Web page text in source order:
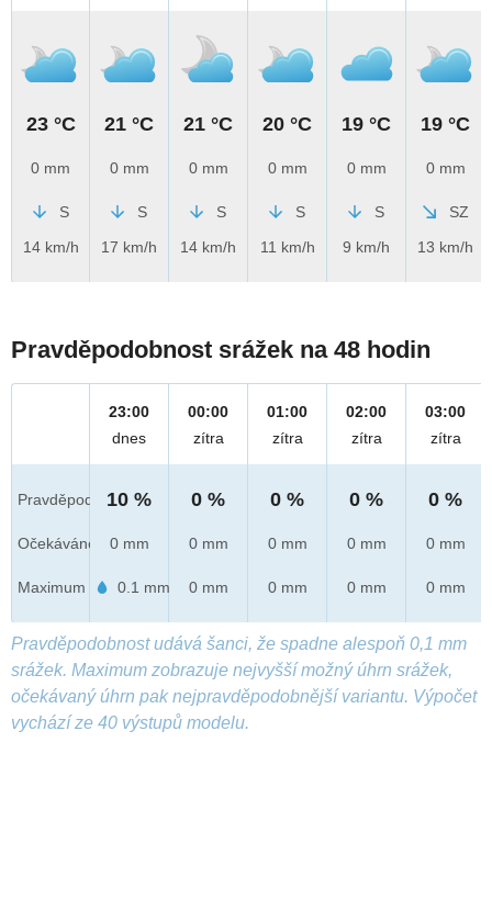
23 °C
0 mm
S
14 km/h
21 °C
0 mm
S
17 km/h
21 °C
0 mm
S
14 km/h
20 °C
0 mm
S
11 km/h
19 °C
0 mm
S
9 km/h
19 °C
0 mm
SZ
13 km/h
Pravděpodobnost srážek na 48 hodin
Pravděpod.
Očekáváno
Maximum
23:00
dnes
10 %
0 mm
0.1 mm
00:00
zítra
0 %
0 mm
0 mm
01:00
zítra
0 %
0 mm
0 mm
02:00
zítra
0 %
0 mm
0 mm
03:00
zítra
0 %
0 mm
0 mm
Pravděpodobnost udává šanci, že spadne alespoň 0,1 mm
srážek. Maximum zobrazuje nejvyšší možný úhrn srážek,
očekávaný úhrn pak nejpravděpodobnější variantu. Výpočet
vychází ze 40 výstupů modelu.